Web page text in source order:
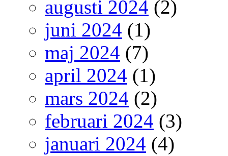
augusti 2024 (2)
juni 2024 (1)
maj 2024 (7)
april 2024 (1)
mars 2024 (2)
februari 2024 (3)
januari 2024 (4)